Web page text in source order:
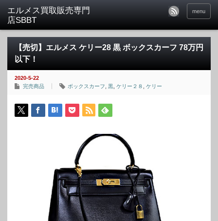
menu
【売切】エルメス ケリー28 黒 ボックスカーフ 78万円
以下！
2020-5-22
完売商品
ボックスカーフ 黒 ケリー２８ ケリー